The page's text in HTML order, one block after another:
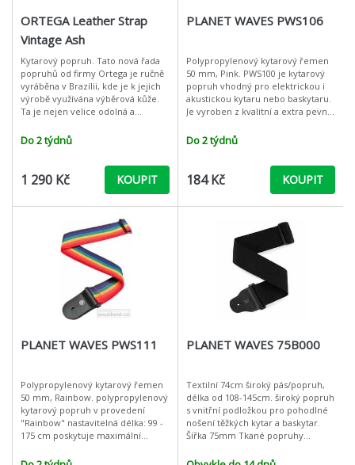
ORTEGA Leather Strap
Vintage Ash
Kytarový popruh. Tato nová řada
popruhů od firmy Ortega je ručně
vyráběna v Brazílii, kde je k jejich
výrobě využívána výběrová kůže.
Ta je nejen velice odolná a
popruhům také nezaměnitelný
design
Do 2 týdnů
1 290 Kč KOUPIT
PLANET WAVES PWS106
Polypropylenový kytarový řemen
50 mm, Pink. PWS100 je kytarový
popruh vhodný pro elektrickou i
akustickou kytaru nebo baskytaru.
Je vyroben z kvalitní a extra pevné
porovnání s konkurenčními p
Do 2 týdnů
184 Kč KOUPIT
PLANET WAVES PWS111
Polypropylenový kytarový řemen
50 mm, Rainbow. polypropylenový
kytarový popruh v provedení
"Rainbow" nastavitelná délka: 99 -
175 cm poskytuje maximální
bezpečné kožené konce
PLANET WAVES 75B000
Textilní 74cm široký pás/popruh,
délka od 108-145cm. široký popruh
s vnitřní podložkou pro pohodlné
nošení těžkých kytar a baskytar.
Šířka 75mm Tkané popruhy
všech žánrů a nabízejí des